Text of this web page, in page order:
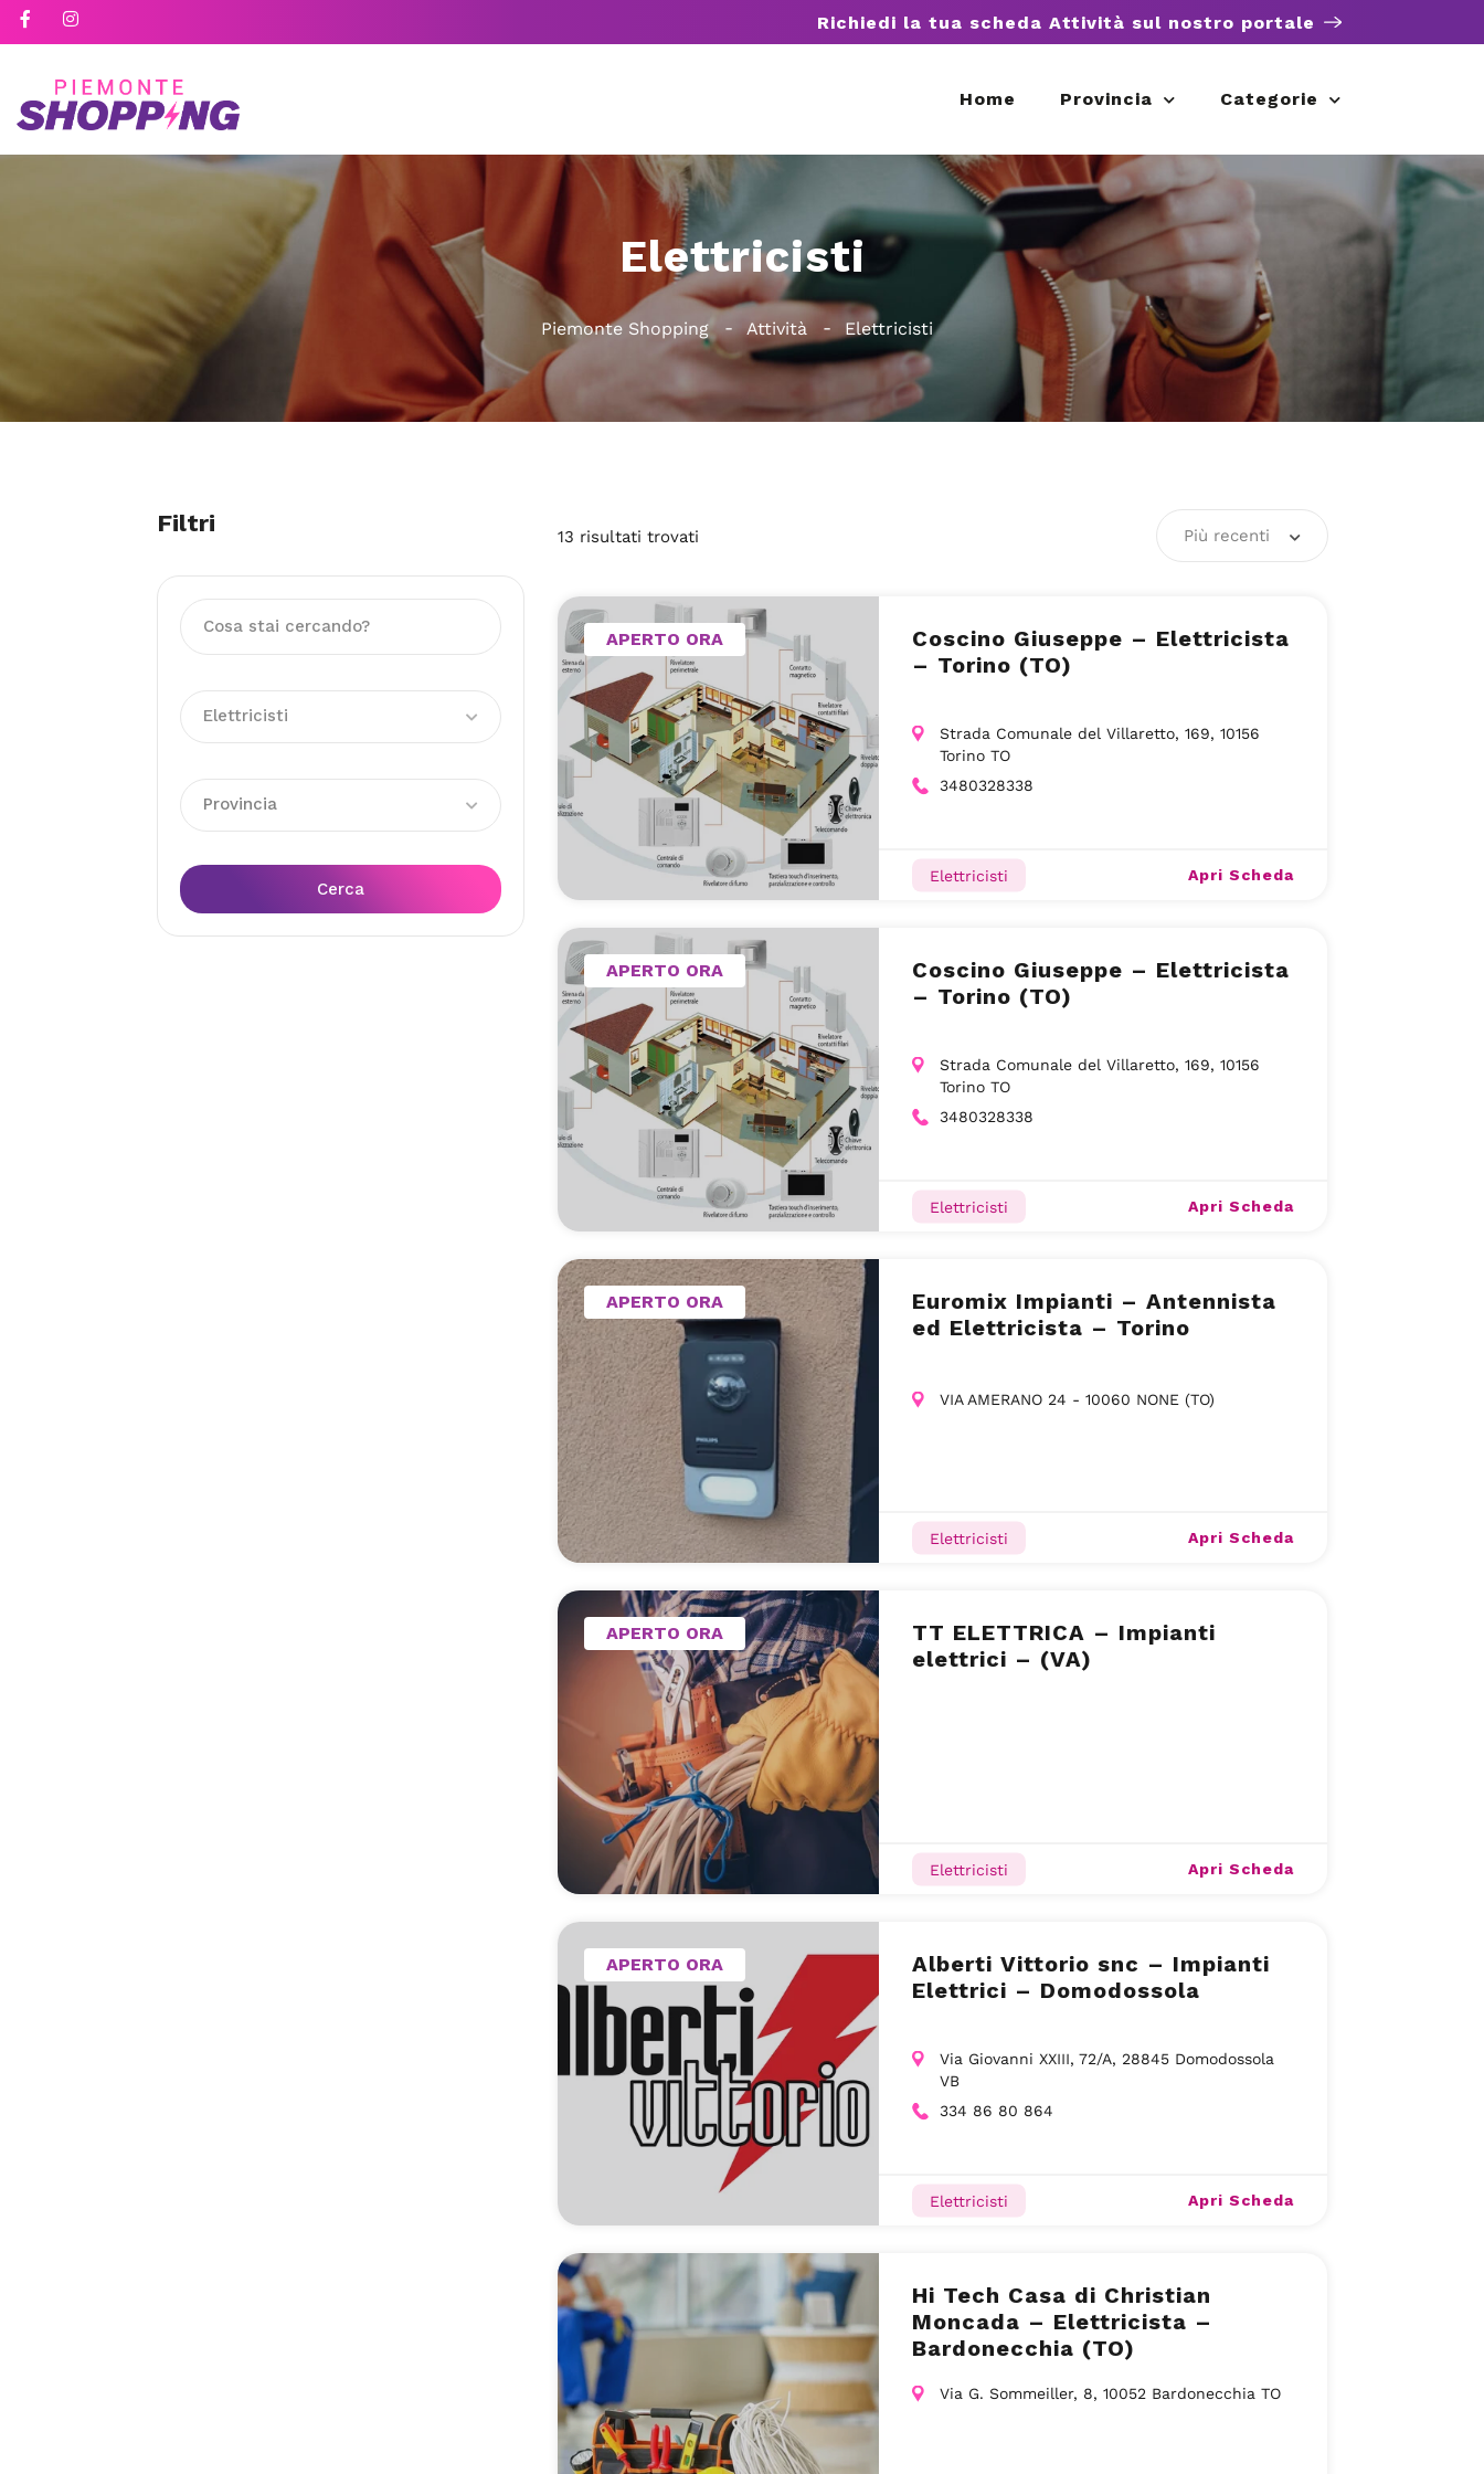
Richiedi la tua scheda Attività sul nostro portale
Home Provincia Categorie
Elettricisti
Piemonte Shopping Attività Elettricisti
Filtri
Elettricisti
Provincia
Cerca
13 risultati trovati Più recenti
APERTO ORA
Coscino Giuseppe – Elettricista
– Torino (TO)
Strada Comunale del Villaretto, 169, 10156
Torino TO
3480328338
Elettricisti Apri Scheda
APERTO ORA
Coscino Giuseppe – Elettricista
– Torino (TO)
Strada Comunale del Villaretto, 169, 10156
Torino TO
3480328338
Elettricisti Apri Scheda
APERTO ORA
Euromix Impianti – Antennista
ed Elettricista – Torino
VIA AMERANO 24 - 10060 NONE (TO)
Elettricisti Apri Scheda
APERTO ORA
TT ELETTRICA – Impianti
elettrici – (VA)
Elettricisti Apri Scheda
APERTO ORA
Alberti Vittorio snc – Impianti
Elettrici – Domodossola
Via Giovanni XXIII, 72/A, 28845 Domodossola
VB
334 86 80 864
Elettricisti Apri Scheda
Hi Tech Casa di Christian
Moncada – Elettricista –
Bardonecchia (TO)
Via G. Sommeiller, 8, 10052 Bardonecchia TO